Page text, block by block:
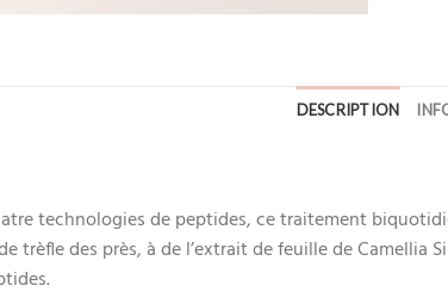
DESCRIPTION
technologies de peptides, ce traitement
trèfle des près, à de l’extrait de feuille de Camellia